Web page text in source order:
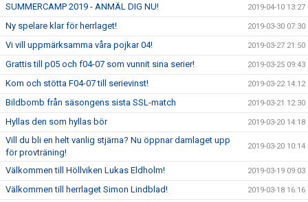
SUMMERCAMP 2019 - ANMÄL DIG NU! 2019-04-10 13:27
Ny spelare klar för herrlaget! 2019-03-30 07:30
Vi vill uppmärksamma våra pojkar 04! 2019-03-27 21:50
Grattis till p05 och f04-07 som vunnit sina serier! 2019-03-25 09:43
Kom och stötta F04-07 till serievinst! 2019-03-22 14:12
Bildbomb från säsongens sista SSL-match 2019-03-21 12:30
Hyllas den som hyllas bör 2019-03-20 14:18
Vill du bli en helt vanlig stjärna? Nu öppnar damlaget upp
för provträning!
2019-03-20 10:14
Välkommen till Höllviken Lukas Eldholm! 2019-03-19 09:03
Välkommen till herrlaget Simon Lindblad! 2019-03-18 16:16